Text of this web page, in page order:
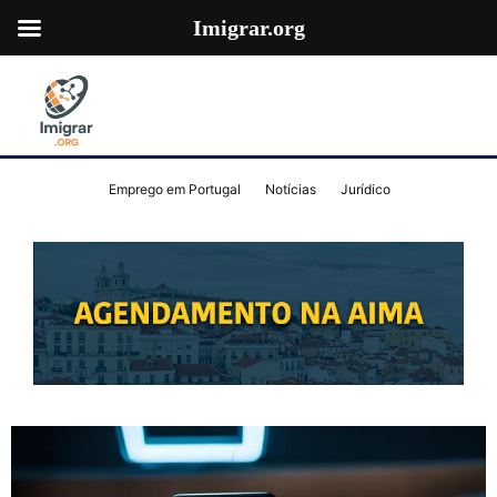
Emprego em Portugal Notícias Jurídico
Imigrar.org